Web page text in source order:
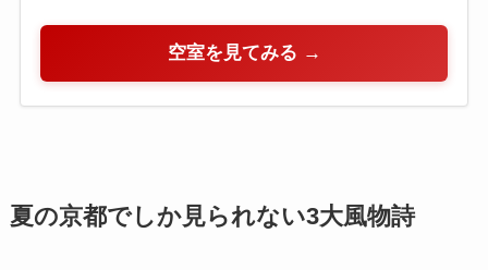
空室を見てみる →
夏の京都でしか見られない3大風物詩